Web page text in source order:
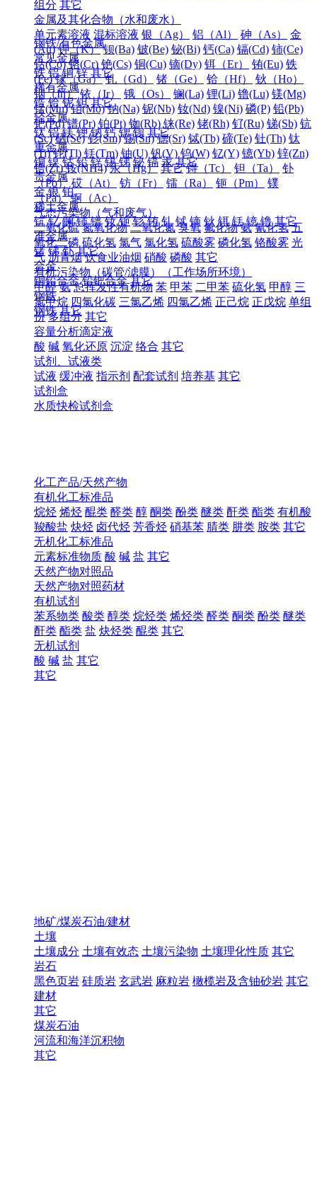
组分 其它
金属及其化合物（水和废水）
单元素溶液 混标溶液 银（Ag） 铝（Al） 砷（As）
金
(Au) 钾（K） 钡(Ba) 铍(Be) 铋(Bi) 钙(Ca) 镉(Cd) 铈(Ce)
钴(Co) 铬(Cr) 铯(Cs) 铜(Cu) 镝(Dy) 铒（Er） 铕(Eu) 铁
(Fe) 镓（Ga） 钆（Gd） 锗（Ge） 铪（Hf）
钬（Ho）
铟（In） 铱（Ir） 锇（Os） 镧(La) 锂(Li) 镥(Lu) 镁(Mg)
锰(Mn) 钼(Mo) 钠(Na) 铌(Nb) 钕(Nd) 镍(Ni) 磷(P) 铅(Pb)
钯(Pd) 镨(Pr) 铂(Pt) 铷(Rb) 铼(Re) 铑(Rh) 钌(Ru) 锑(Sb) 钪
(Sc) 硒(Se) 钐(Sm) 锡(Sn) 锶(Sr) 铽(Tb) 碲(Te) 钍(Th) 钛
(Ti) 铊(Tl) 铥(Tm) 铀(U) 钒(V) 钨(W) 钇(Y) 镱(Yb) 锌(Zn)
锆(Zr) 铵(NH4) 汞（Hg） 其它 锝（Tc） 钽（Ta）
钋
（Po） 砹（At） 钫（Fr） 镭（Ra） 钷（Pm）
镤
（Pa） 锕（Ac）
气态污染物（气和废气）
二氧化硫 氮氧化物 二氧化氮 臭氧 氟化物 氨 氰化氢 五
氧化二磷 硫化氢 氯气 氯化氢 硫酸雾 磷化氢 铬酸雾 光
气 沥青烟 饮食业油烟 硝酸 磷酸 其它
有机污染物（碳管/滤膜）（工作场所环境）
甲醛 氨 总挥发性有机物 苯 甲苯 二甲苯 硫化氢 甲醇 三
氯甲烷 四氯化碳 三氯乙烯 四氯乙烯 正己烷 正戊烷 单组
份 多组分 其它
容量分析滴定液
酸 碱 氧化还原 沉淀 络合 其它
试剂、试液类
试液 缓冲液 指示剂 配套试剂 培养基 其它
试剂盒
水质快检试剂盒
钢铁/有色金属
常见金属
铁 铝 铜 锌 其它
稀有金属
锆 铪 铌 钽 其它
轻金属
钛 铝 镁 钾 钠 钙 锶 钡 其它
重金属
铜 镍 钴 铅 锌 锡 锑 铋 镉 汞 其它
贵金属
金 银 铂
稀土金属
钪 钇 镧 铈 镨 钕 钷 钐 铕 钆 铽 镝 钬 铒 铥 镱 镥 其它
准金属
锗 锑 钋 其它
合金
铜铅合金 铅钯合金 其它
钢铁
钢铁 其它
化工产品/天然产物
有机化工标准品
烷烃 烯烃 醌类 醛类 醇 酮类 酚类 醚类 酐类 酯类 有机酸
羧酸盐 炔烃 卤代烃 芳香烃 硝基苯 腈类 肼类 胺类 其它
无机化工标准品
元素标准物质 酸 碱 盐 其它
天然产物对照品
天然产物对照药材
有机试剂
苯系物类 酸类 醇类 烷烃类 烯烃类 醛类 酮类 酚类 醚类
酐类 酯类 盐 炔烃类 醌类 其它
无机试剂
酸 碱 盐 其它
其它
地矿/煤炭石油/建材
土壤
土壤成分 土壤有效态 土壤污染物 土壤理化性质 其它
岩石
黑色页岩 硅质岩 玄武岩 麻粒岩 橄榄岩及含铀砂岩 其它
建材
其它
煤炭石油
河流和海洋沉积物
其它